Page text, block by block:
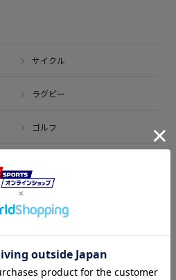
サイクル
ラグビー
ゴルフ
サイン・記念グッズ
Tシャツ